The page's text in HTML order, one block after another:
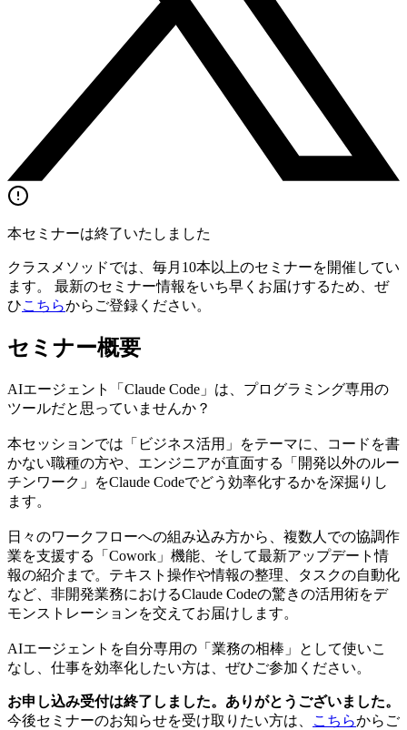
本セミナーは終了いたしました
クラスメソッドでは、毎月10本以上のセミナーを開催してい
ます。 最新のセミナー情報をいち早くお届けするため、ぜ
ひこちらからご登録ください。
セミナー概要
AIエージェント「Claude Code」は、プログラミング専用の
ツールだと思っていませんか？
本セッションでは「ビジネス活用」をテーマに、コードを書
かない職種の方や、エンジニアが直面する「開発以外のルー
チンワーク」をClaude Codeでどう効率化するかを深掘りし
ます。
日々のワークフローへの組み込み方から、複数人での協調作
業を支援する「Cowork」機能、そして最新アップデート情
報の紹介まで。テキスト操作や情報の整理、タスクの自動化
など、非開発業務におけるClaude Codeの驚きの活用術をデ
モンストレーションを交えてお届けします。
AIエージェントを自分専用の「業務の相棒」として使いこ
なし、仕事を効率化したい方は、ぜひご参加ください。
お申し込み受付は終了しました。ありがとうございました。
今後セミナーのお知らせを受け取りたい方は、
こちらからご